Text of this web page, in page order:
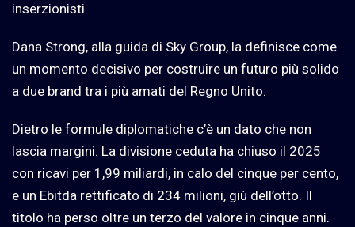
inserzionisti.
Dana Strong, alla guida di Sky Group, la definisce come
un momento decisivo per costruire un futuro più solido
a due brand tra i più amati del Regno Unito.
Dietro le formule diplomatiche c’è un dato che non
lascia margini. La divisione ceduta ha chiuso il 2025
con ricavi per 1,99 miliardi, in calo del cinque per cento,
e un Ebitda rettificato di 234 milioni, giù dell’otto. Il
titolo ha perso oltre un terzo del valore in cinque anni.